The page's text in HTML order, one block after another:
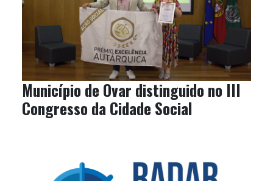
Município de Ovar distinguido no III
Congresso da Cidade Social